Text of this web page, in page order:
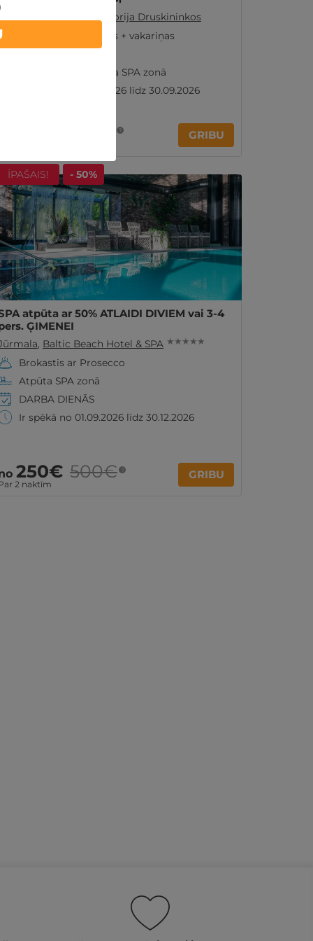
Eglės sanatorija Druskininkos
Brokastis, pusdienas + vakariņas
Neierobežota atpūta SPA zonā
Ir spēkā no 04.09.2026 līdz 30.09.2026
? GRIBU
ĪPAŠAIS! - 50%
atpūta ar 50% ATLAIDI DIVIEM vai 3-4
ĢIMENEI
, Baltic Beach Hotel & SPA ★ ★ ★ ★ ★
Brokastis ar Prosecco
Atpūta SPA zonā
DARBA DIENĀS
Ir spēkā no 01.09.2026 līdz 30.12.2026
250€
2 naktīm
500€ ? GRIBU